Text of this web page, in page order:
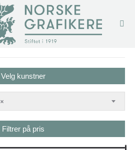
Velg kunstner
×
Filtrer på pris